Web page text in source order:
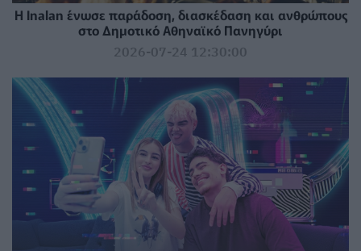
Η Inalan ένωσε παράδοση, διασκέδαση και ανθρώπους
στο Δημοτικό Αθηναϊκό Πανηγύρι
2026-07-24 12:30:00